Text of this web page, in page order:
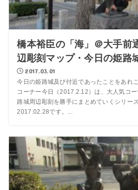
橋本裕臣の「海」＠大手前
辺彫刻マップ・今日の姫路
2017.03.01
今日の姫路城及び付近であったことをあれ
コーナー今日（2017.2.12）は、大人気コ
路城周辺彫刻を勝手にまとめていくシリー
2017.02.28です。...